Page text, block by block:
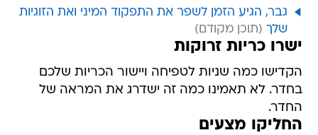
גבר, הגיע הזמן לשפר את התפקוד המיני ואת הזוגיות
שלך
ישרו כריות זרוקות
הקדישו כמה שניות לטפיחה ויישור הכריות שלכם
בחדר. לא תאמינו כמה זה ישדרג את המראה של
החדר.
החליקו מצעים